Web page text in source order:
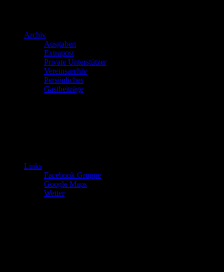
Archiv
Ausgaben
Extrapost
Private Unterstützer
Vereinsarchiv
Persönliches
Gastbeiträge
Links
Facebook Gruppe
Google Maps
Wetter